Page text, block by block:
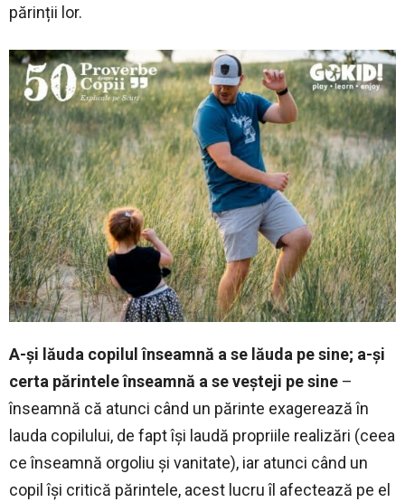
părinții lor.
A-și lăuda copilul înseamnă a se lăuda pe sine; a-și
certa părintele înseamnă a se veșteji pe sine –
înseamnă că atunci când un părinte exagerează în
lauda copilului, de fapt își laudă propriile realizări (ceea
ce înseamnă orgoliu și vanitate), iar atunci când un
copil își critică părintele, acest lucru îl afectează pe el